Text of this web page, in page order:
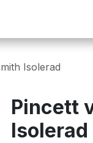
Isolerad
Pincett
Isolerad